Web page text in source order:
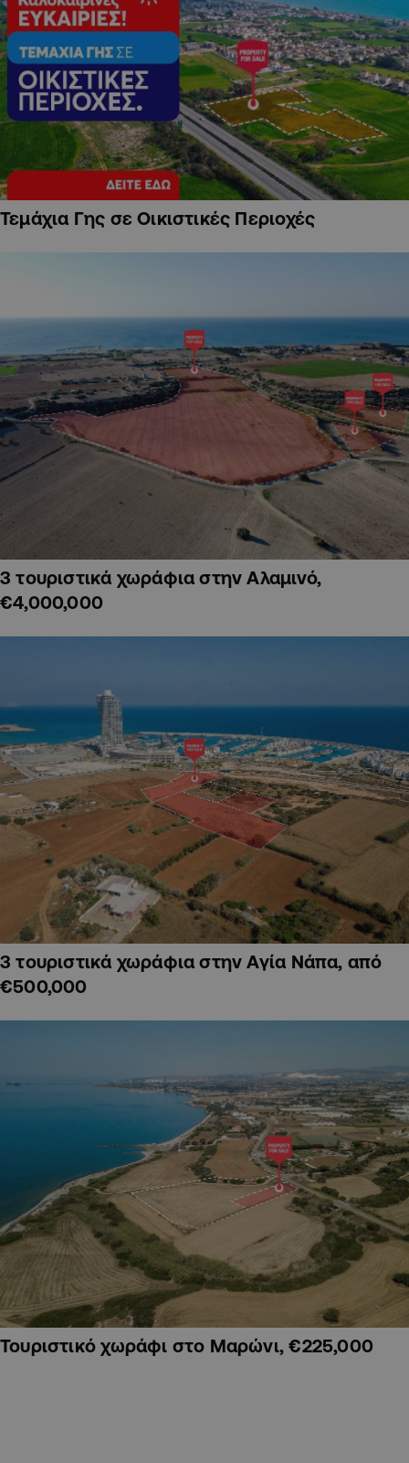
Τεμάχια Γης σε Οικιστικές Περιοχές
3 τουριστικά χωράφια στην Αλαμινό,
€4,000,000
3 τουριστικά χωράφια στην Αγία Νάπα, από
€500,000
Τουριστικό χωράφι στο Μαρώνι, €225,000